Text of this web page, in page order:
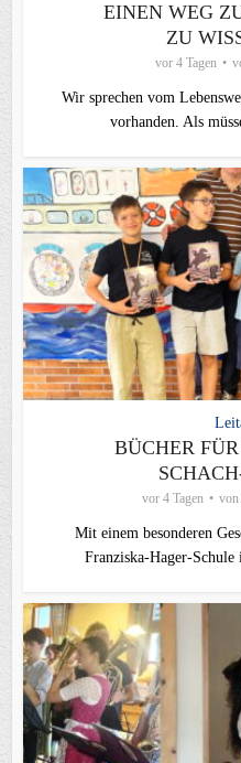
EINEN WEG
ZU
vor 4 Tagen
Wir sprechen vom
vorhanden. Als
BÜCHER
vor 4 Tagen von
Mit einem besonderen
Franziska-Hager-